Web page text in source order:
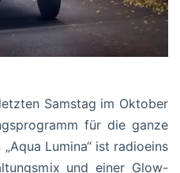
Samstag im Oktober
für die ganze
Lumina“ ist radioeins
und einer Glow-